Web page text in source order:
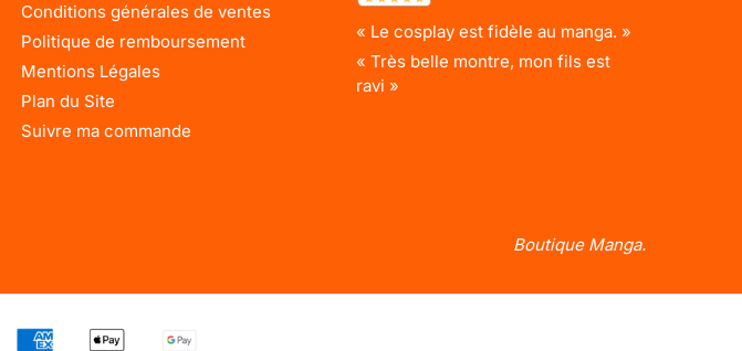
Conditions générales de ventes
Politique de remboursement
Mentions Légales
Plan du Site
Suivre ma commande
« Le cosplay est fidèle au manga. »
« Très belle montre, mon fils est
ravi »
Boutique Manga.